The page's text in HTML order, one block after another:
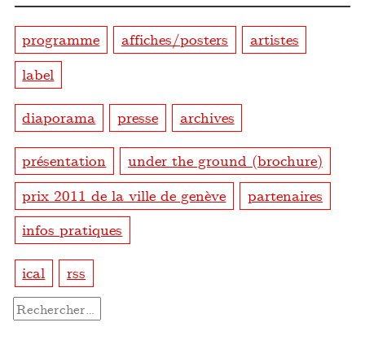
programme affiches/posters
artistes
label
diaporama presse archives
présentation
under the ground (brochure)
prix 2011 de la ville de genève
partenaires
infos pratiques
ical rss
Rechercher :